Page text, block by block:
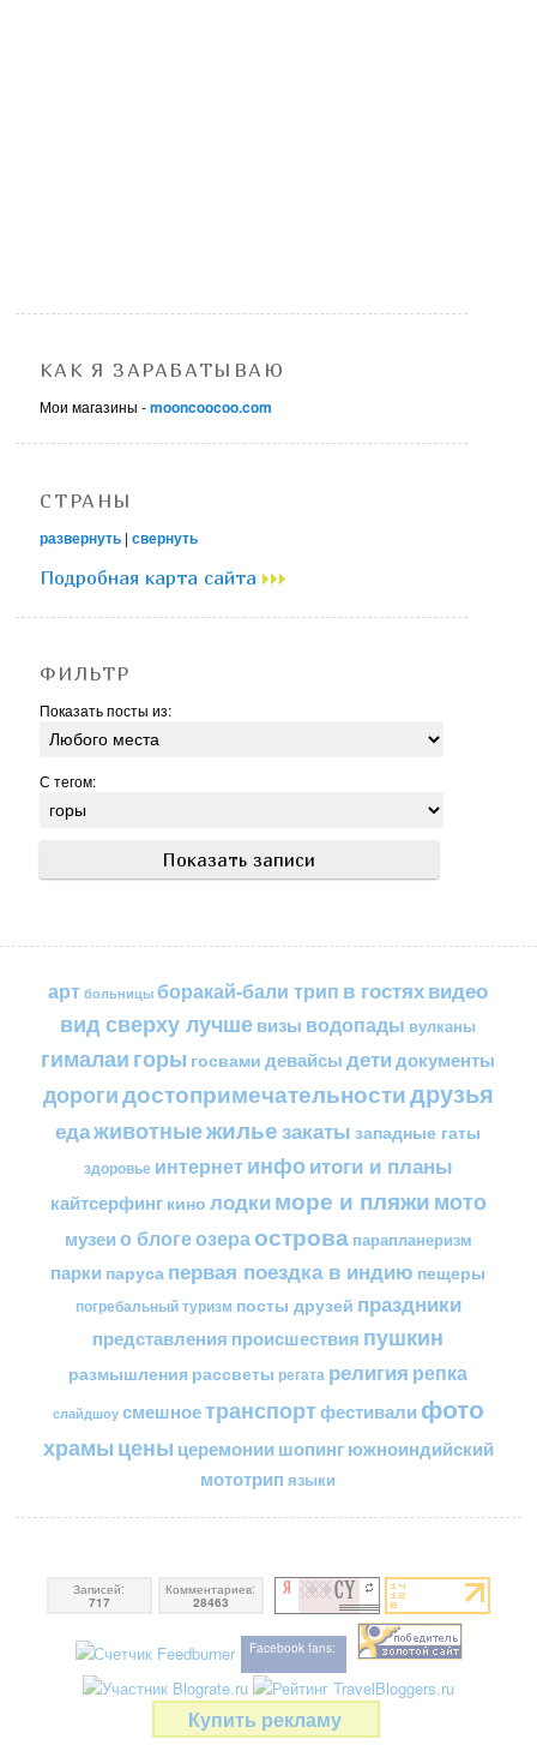
КАК Я ЗАРАБАТЫВАЮ
Мои магазины -mooncoocoo.com
СТРАНЫ
развернуть |свернуть
Подробная карта сайта
ФИЛЬТР
Показать посты из:
С тегом:
арт больницы боракай-бали трип в гостяхвидео
вид сверху лучшевизы водопады вулканы
гималаи горы госвами девайсы детидокументы
дорогидостопримечательностидрузья
едаживотныежильезакаты западные гаты
здоровье интернетинфоитоги и планы
кайтсерфинг кино лодкиморе и пляжимото
музеи о блогеозераострова парапланеризм
парки паруса первая поездка в индию пещеры
погребальный туризм посты друзей праздники
представления происшествия пушкин
размышления рассветы регата религия репка
слайдшоу смешноетранспортфестивали фото
храмы цены церемонии шопингюжноиндийский
мототрип языки
Записей:
717
Комментариев:
28463
Facebook fans:
Купить рекламу